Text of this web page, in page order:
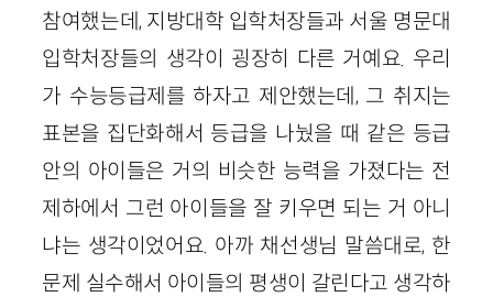
참여했는데, 지방대학 입학처장들과 서울 명문대
입학처장들의 생각이 굉장히 다른 거예요. 우리
가 수능등급제를 하자고 제안했는데, 그 취지는
표본을 집단화해서 등급을 나눴을 때 같은 등급
안의 아이들은 거의 비슷한 능력을 가졌다는 전
제하에서 그런 아이들을 잘 키우면 되는 거 아니
냐는 생각이었어요. 아까 채선생님 말씀대로, 한
문제 실수해서 아이들의 평생이 갈린다고 생각하